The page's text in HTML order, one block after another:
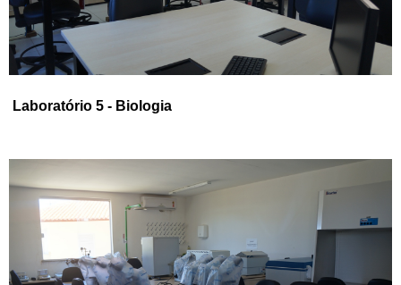
Laboratório 5 - Biologia